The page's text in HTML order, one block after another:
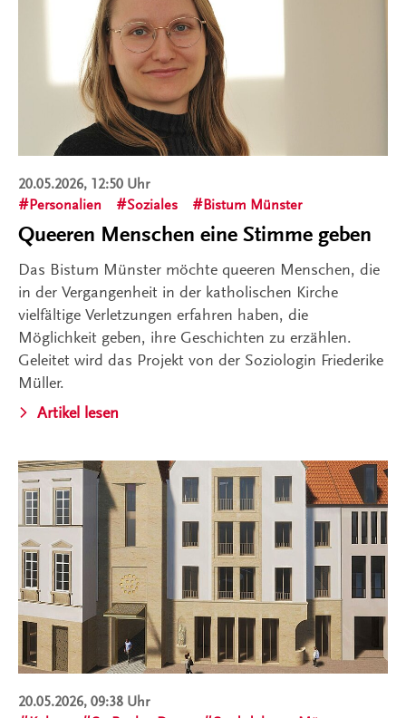
20.05.2026, 12:50 Uhr
Personalien
Soziales Bistum Münster
Queeren Menschen eine Stimme geben
Das Bistum Münster möchte queeren Menschen, die
in der Vergangenheit in der katholischen Kirche
vielfältige Verletzungen erfahren haben, die
Möglichkeit geben, ihre Geschichten zu erzählen.
Geleitet wird das Projekt von der Soziologin Friederike
Müller.
Artikel lesen
20.05.2026, 09:38 Uhr